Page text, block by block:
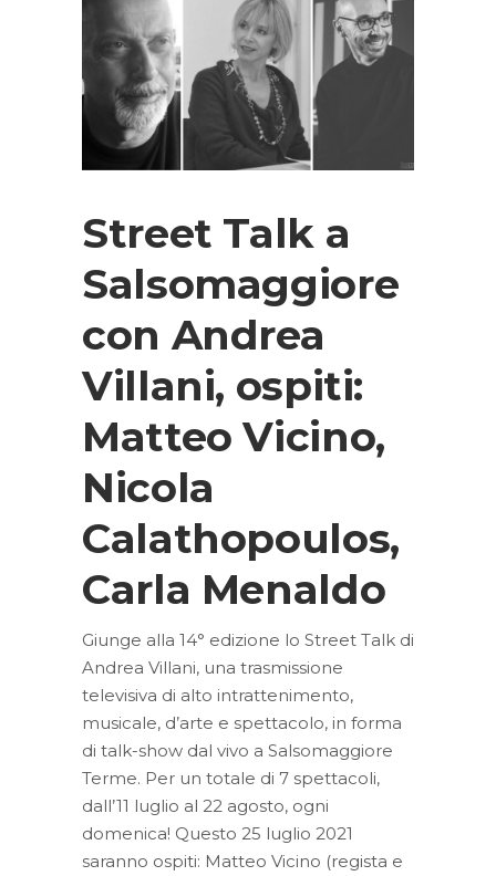
Street Talk a
Salsomaggiore
con Andrea
Villani, ospiti:
Matteo Vicino,
Nicola
Calathopoulos,
Carla Menaldo
Giunge alla 14° edizione lo Street Talk di
Andrea Villani, una trasmissione
televisiva di alto intrattenimento,
musicale, d’arte e spettacolo, in forma
di talk-show dal vivo a Salsomaggiore
Terme. Per un totale di 7 spettacoli,
dall’11 luglio al 22 agosto, ogni
domenica! Questo 25 luglio 2021
saranno ospiti: Matteo Vicino (regista e